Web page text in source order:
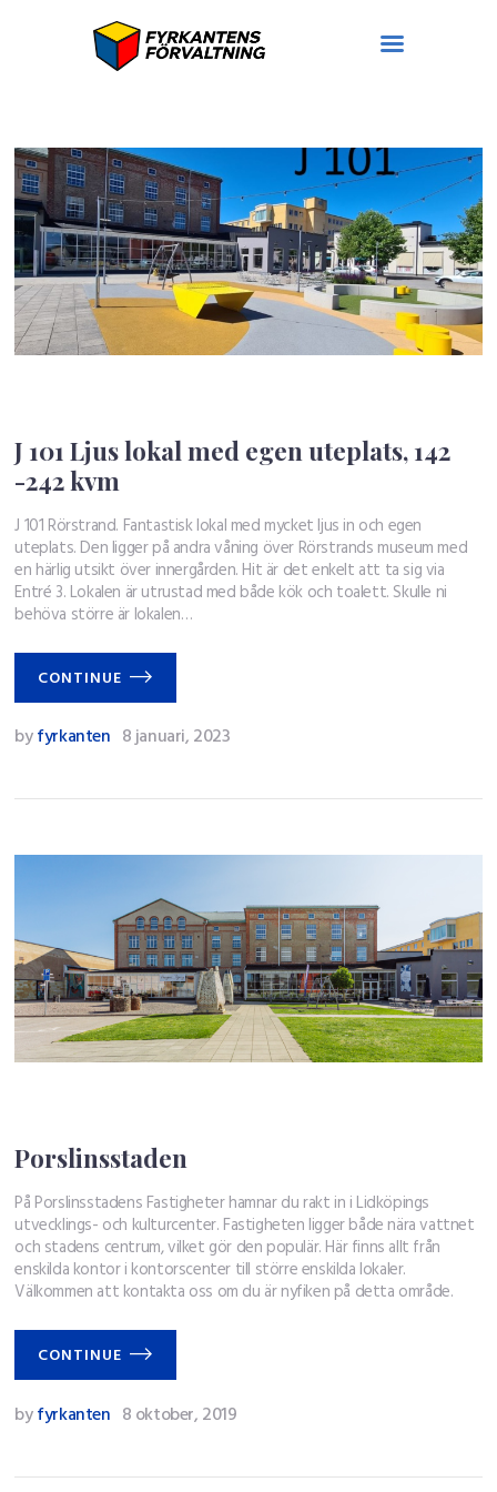
Lokaler
Bostäder
På gång
Ledigt
Om oss
Hyresgäst hos oss
Felanmälan
J 101 Ljus lokal med egen uteplats, 142
-242 kvm
J 101 Rörstrand. Fantastisk lokal med mycket ljus in och egen
uteplats. Den ligger på andra våning över Rörstrands museum med
en härlig utsikt över innergården. Hit är det enkelt att ta sig via
Entré 3. Lokalen är utrustad med både kök och toalett. Skulle ni
behöva större är lokalen…
CONTINUE
byfyrkanten 8 januari, 2023
Porslinsstaden
På Porslinsstadens Fastigheter hamnar du rakt in i Lidköpings
utvecklings- och kulturcenter. Fastigheten ligger både nära vattnet
och stadens centrum, vilket gör den populär. Här finns allt från
enskilda kontor i kontorscenter till större enskilda lokaler.
Välkommen att kontakta oss om du är nyfiken på detta område.
CONTINUE
byfyrkanten 8 oktober, 2019